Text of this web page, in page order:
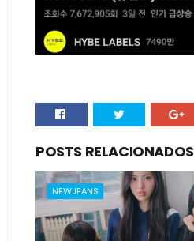
POSTS RELACIONADOS
NEWJEANS